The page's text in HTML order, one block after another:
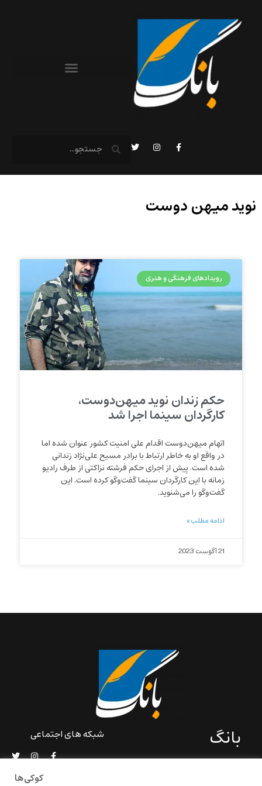
نوید میهن دوست
رویدادهای فرهنگی و هنری
حکم زندان نوید میهن‌دوست،
کارگردان سینما اجرا شد
اتهام میهن‌دوست اقدام علی امنیت کشور عنوان شده اما
در واقع او به خاطر ارتباط با برادر مسیح علی‌نژاد زندانی
شده است. پیش از اجرای حکم فرشته نزاکتی از طرف رادیو
زمانه با این کارگردان سینما گفت‌وگو کرده است. این
گفت‌وگو را می‌شنوید.
ادامه مطلب »
21 آگوست 2023
بانگ شبکه های اجتماعی
کوکی‌ها